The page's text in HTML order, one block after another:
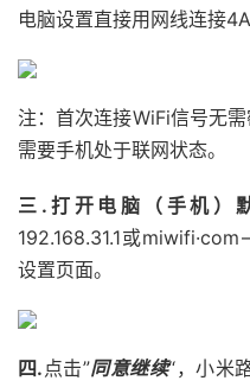
电脑设置直接用网线连接4A
注：首次连接WiFi信号无
需要手机处于联网状态。
三.打开电脑（手机）
192.168.31.1或
设置页面。
四. 点击”同意继续“，小米